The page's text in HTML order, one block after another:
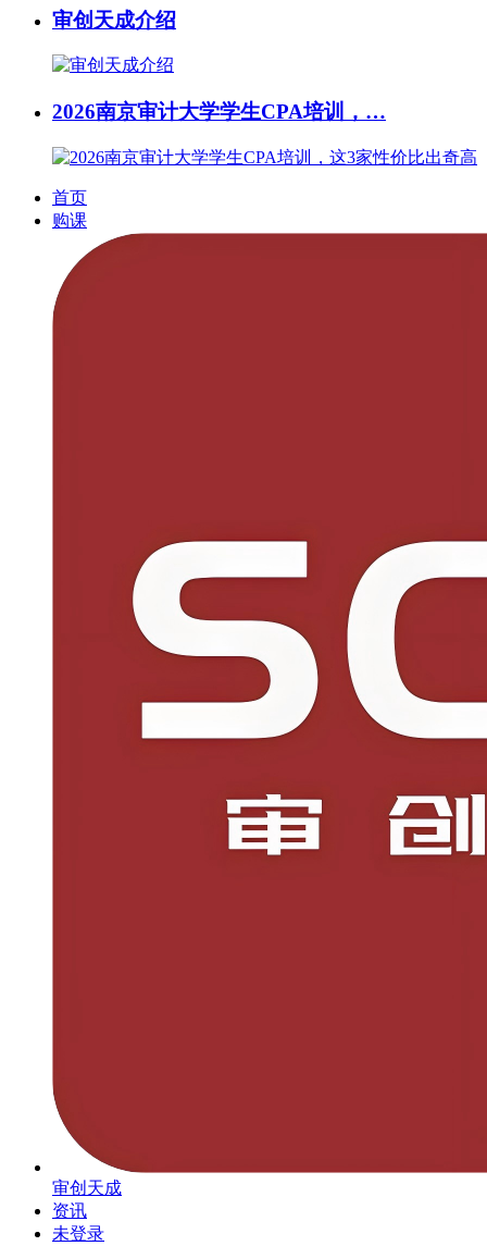
审创天成介绍
2026南京审计大学学生CPA培训，…
首页
购课
审创天成
资讯
未登录